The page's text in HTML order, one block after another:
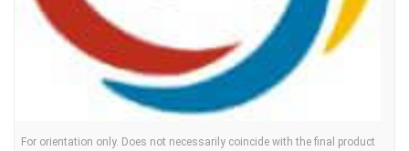
For orientation only. Does not necessarily coincide with the final product